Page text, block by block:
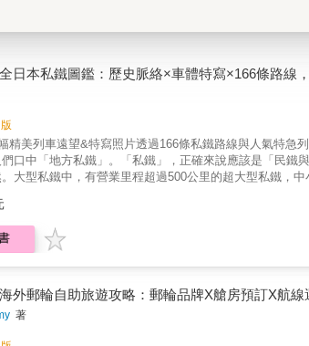
全日本私鐵圖鑑：歷史脈絡×車體特寫×166條路線
精美列車遠望&特寫照片透過166條私鐵路線與人氣特急
口中「地方私鐵」。「私鐵」，正確來說應該是「民鐵
大型私鐵中，有營業里程超過500公里的超大型私鐵，
不容錯過，由鐵道攝影家精心打造、值得收藏的一冊。
關東地方最東端，也就是千葉縣銚子市的地方私鐵。由
銚電名物「濕煎餅」。據說當時銚電在網路上拚命呼籲
讓鐵路得以延續。特別令人感動的是，沿線市民的捐款
幾近廢線的私鐵路線重獲新生▋長崎電氣軌道－－日本
它是民營的，因此光靠140日圓的票價就能盈利，這真
誕生於長崎。這些廣告收入以及將車庫上方規劃為停車
海外郵輪自助旅遊攻略：郵輪品牌X艙房預訂X航
著